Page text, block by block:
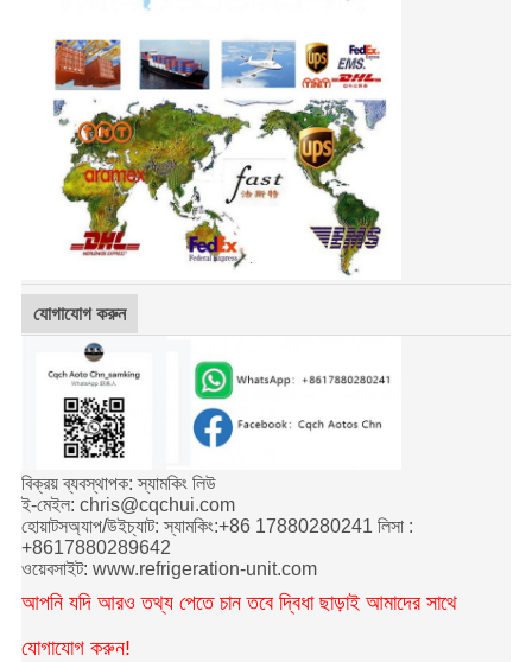
যোগাযোগ করুন
বিক্রয় ব্যবস্থাপক: স্যামকিং লিউ
ই-মেইল: chris@cqchui.com
হোয়াটসঅ্যাপ/উইচ্যাট: স্যামকিং:+86 17880280241 লিসা :
+8617880289642
ওয়েবসাইট: www.refrigeration-unit.com
আপনি যদি আরও তথ্য পেতে চান তবে দ্বিধা ছাড়াই আমাদের সাথে
যোগাযোগ করুন!